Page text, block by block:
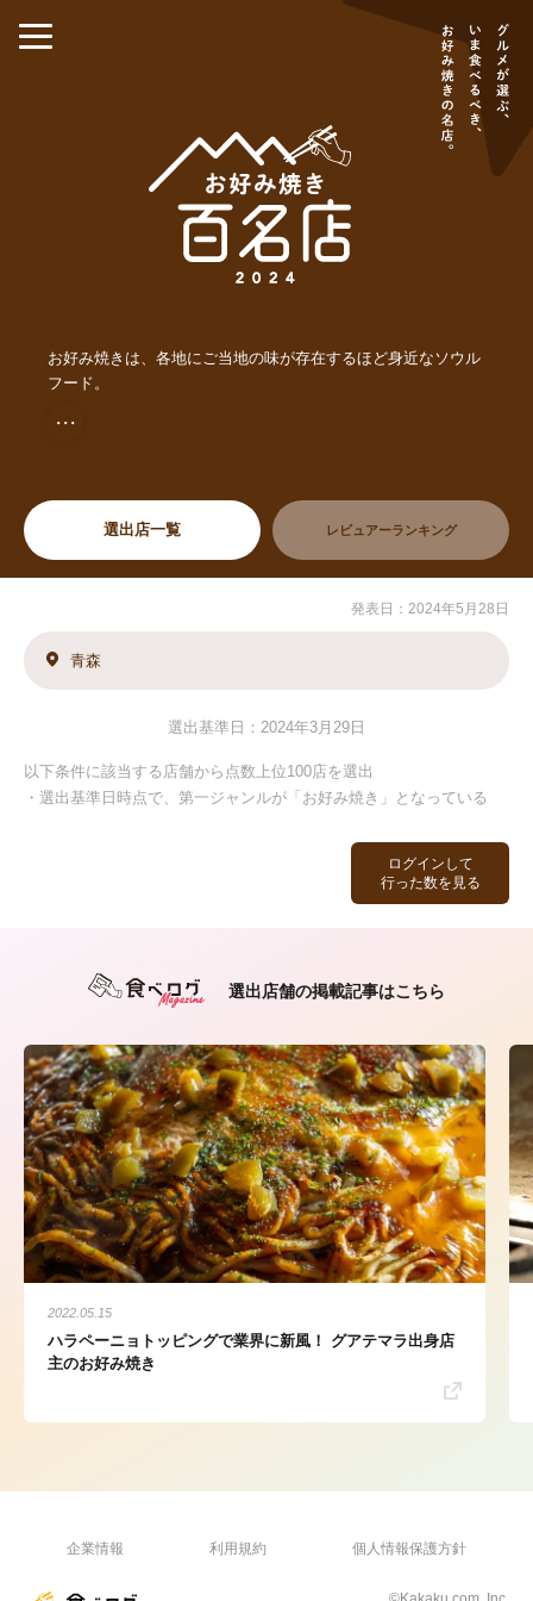
お好み焼きは、各地にご当地の味が存在するほど身近なソウル
フード。
・・・
選出店一覧 レビュアーランキング
ログインして
行った数を見る
発表日：2024年5月28日
青森
選出基準日：2024年3月29日
以下条件に該当する店舗から点数上位100店を選出
・選出基準日時点で、第一ジャンルが「お好み焼き」となっている
選出店舗の掲載記事はこちら
2022.05.15
ハラペーニョトッピングで業界に新風！ グアテマラ出身店
主のお好み焼き
企業情報 利用規約 個人情報保護方針